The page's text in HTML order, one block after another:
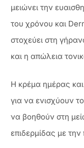
μειώνει την
του χρόνου και
στοχεύει στη
και η απώλεια
Η κρέμα ημέρας
για να ενισχύουν
να βοηθούν στη
επιδερμίδας με